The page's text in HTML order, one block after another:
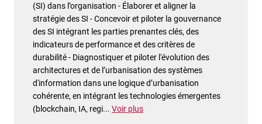
(SI) dans l’organisation - Élaborer et aligner la
stratégie des SI - Concevoir et piloter la gouvernance
des SI intégrant les parties prenantes clés, des
indicateurs de performance et des critères de
durabilité - Diagnostiquer et piloter l'évolution des
architectures et de l’urbanisation des systèmes
d'information dans une logique d’urbanisation
cohérente, en intégrant les technologies émergentes
(blockchain, IA, regi... Voir plus